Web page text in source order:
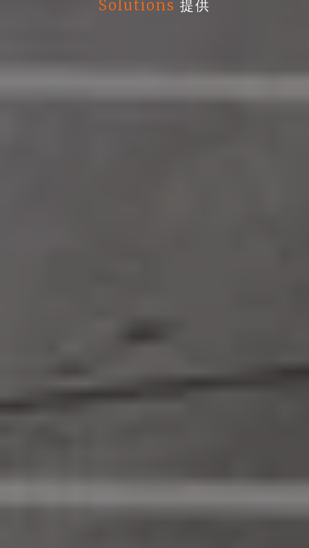
Solutions 提供